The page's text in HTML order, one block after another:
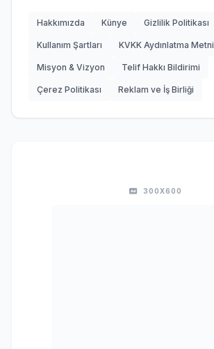
Hakkımızda Künye Gizlilik Politikası
Kullanım Şartları KVKK Aydınlatma Metni
Misyon & Vizyon Telif Hakkı Bildirimi
Çerez Politikası Reklam ve İş Birliği
300X600